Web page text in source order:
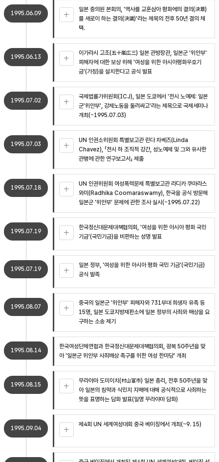
1995.06.09
일본 중의원 본회의, '역사를 교훈삼아 평화에의 결의(決意)
를 새로이 하는 결의(決議)'라는 제목의 전후 50년 결의 채
택.
1995.06.13
이가라시 고조(五十嵐広三) 일본 관방장관, 일본군 '위안부'
피해자에 대한 보상 위해 '여성을 위한 아시아평화우호기
금'(가칭)을 설치한다고 공식 발표
1995.07.02
국제법률가위원회(ICJ), 일본 도쿄에서 '전시 노예제: 일본
군'위안부', 강제노동을 둘러싸고'라는 제목으로 국제세미나
개최(~1995.07.03)
1995.07.03
UN 인권소위원회 특별보고관 린다 차베즈(Linda
Chavez), 「전시 하 조직적 강간, 성노예제 및 그와 유사한
관행에 관한 연구보고서」 제출
1995.07.18
UN 인권위원회 여성폭력문제 특별보고관 라디카 쿠마라스
와미(Radhika Coomaraswamy), 한국을 공식 방문해
일본군 '위안부' 문제에 관한 조사 실시(~1995.07.22)
1995.07.19
한국정신대문제대책협의회, '여성을 위한 아시아 평화 국민
기금'(국민기금)을 비판하는 성명 발표
1995.07.19
일본 정부, '여성을 위한 아시아 평화 국민 기금'(국민기금)
공식 발족
1995.08.07
중국의 일본군 '위안부' 피해자와 731부대 희생자 유족 등
15명, 일본 도쿄지방재판소에 일본 정부의 사죄와 배상을 요
구하는 소송 제기
1995.08.14
한국여성단체연합과 한국정신대문제대책협의회, 광복 50주년을 맞
아 '일본군 위안부 사죄배상 촉구를 위한 여성 한마당' 개최
1995.08.15
무라야마 도미이치(村山富市) 일본 총리, 전후 50주년을 맞
아 일본의 침략과 식민지 지배에 대해 공식적으로 사죄하는
뜻을 표명하는 담화 발표(일명 무라야마 담화)
1995.09.04
제4회 UN 세계여성대회 중국 베이징에서 개최(~9. 15)